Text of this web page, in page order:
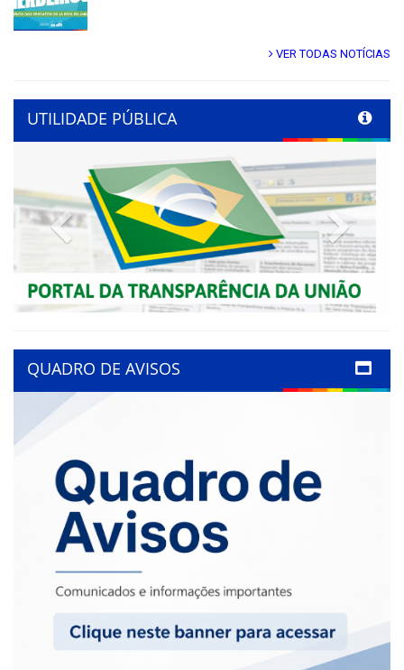
VER TODAS NOTÍCIAS
UTILIDADE PÚBLICA
Previous Next
QUADRO DE AVISOS